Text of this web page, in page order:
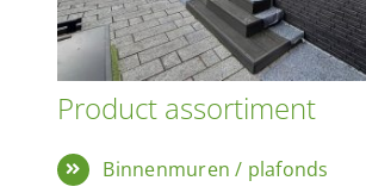
Product assortiment
Binnenmuren / plafonds